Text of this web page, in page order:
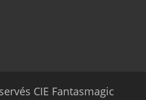
CIE Fantasmagic